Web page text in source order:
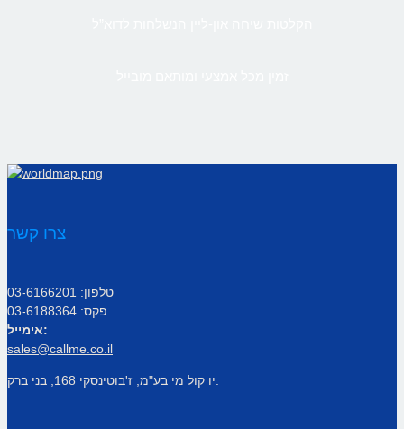
צרו קשר
טלפון: 03-6166201
פקס: 03-6188364
אימייל:
sales@callme.co.il